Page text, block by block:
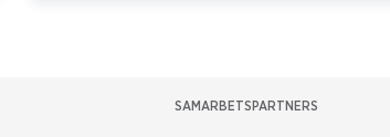
SAMARBETSPARTNERS